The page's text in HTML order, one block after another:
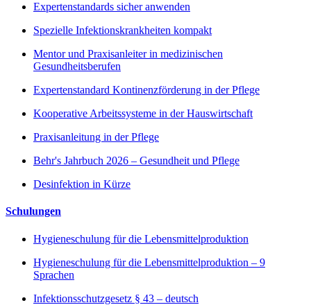
Expertenstandards sicher anwenden
Spezielle Infektionskrankheiten kompakt
Mentor und Praxisanleiter in medizinischen
Gesundheitsberufen
Expertenstandard Kontinenzförderung in der Pflege
Kooperative Arbeitssysteme in der Hauswirtschaft
Praxisanleitung in der Pflege
Behr's Jahrbuch 2026 – Gesundheit und Pflege
Desinfektion in Kürze
Schulungen
Hygieneschulung für die Lebensmittelproduktion
Hygieneschulung für die Lebensmittelproduktion – 9
Sprachen
Infektionsschutzgesetz § 43 – deutsch